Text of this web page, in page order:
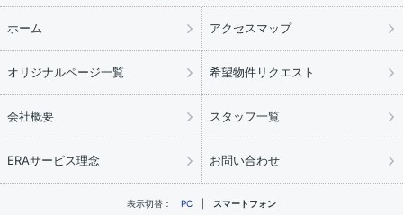
ホーム アクセスマップ
オリジナルページ一覧 希望物件リクエスト
会社概要 スタッフ一覧
ERAサービス理念 お問い合わせ
表示切替： PC スマートフォン